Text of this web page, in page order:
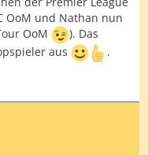
OoM und Nathan nun
OoM
). Das
aus
.